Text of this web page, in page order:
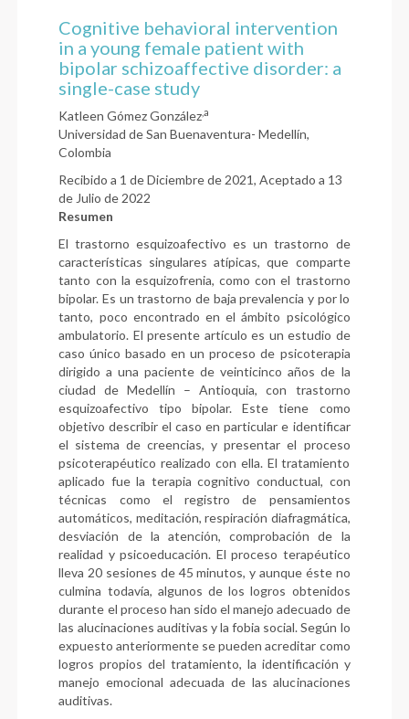
Cognitive behavioral intervention
in a young female patient with
bipolar schizoaffective disorder: a
single-case study
Katleen Gómez González,a
Universidad de San Buenaventura- Medellín,
Colombia
Recibido a 1 de Diciembre de 2021, Aceptado a 13
de Julio de 2022
Resumen
El trastorno esquizoafectivo es un trastorno de
características singulares atípicas, que comparte
tanto con la esquizofrenia, como con el trastorno
bipolar. Es un trastorno de baja prevalencia y por lo
tanto, poco encontrado en el ámbito psicológico
ambulatorio. El presente artículo es un estudio de
caso único basado en un proceso de psicoterapia
dirigido a una paciente de veinticinco años de la
ciudad de Medellín – Antioquia, con trastorno
esquizoafectivo tipo bipolar. Este tiene como
objetivo describir el caso en particular e identificar
el sistema de creencias, y presentar el proceso
psicoterapéutico realizado con ella. El tratamiento
aplicado fue la terapia cognitivo conductual, con
técnicas como el registro de pensamientos
automáticos, meditación, respiración diafragmática,
desviación de la atención, comprobación de la
realidad y psicoeducación. El proceso terapéutico
lleva 20 sesiones de 45 minutos, y aunque éste no
culmina todavía, algunos de los logros obtenidos
durante el proceso han sido el manejo adecuado de
las alucinaciones auditivas y la fobia social. Según lo
expuesto anteriormente se pueden acreditar como
logros propios del tratamiento, la identificación y
manejo emocional adecuada de las alucinaciones
auditivas.